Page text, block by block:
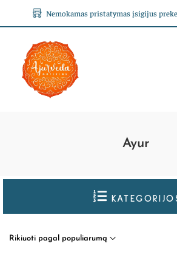
Nemokamas pristatymas įsigijus
Ayur
Rikiuoti pagal populiarumą